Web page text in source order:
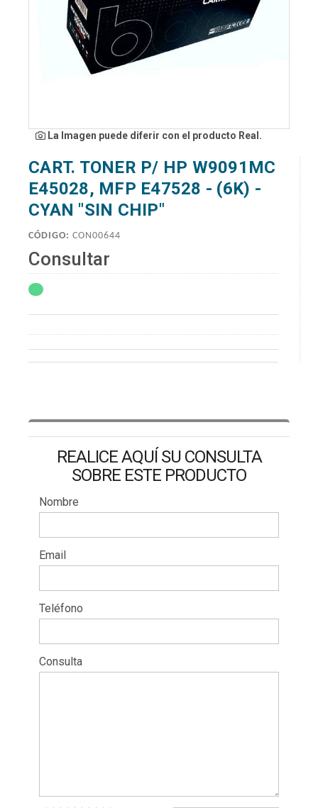
La Imagen puede diferir con el producto Real.
CART. TONER P/ HP W9091MC
E45028, MFP E47528 - (6K) -
CYAN "SIN CHIP"
CÓDIGO: CON00644
Consultar
REALICE AQUÍ SU CONSULTA
SOBRE ESTE PRODUCTO
Nombre
Email
Teléfono
Consulta